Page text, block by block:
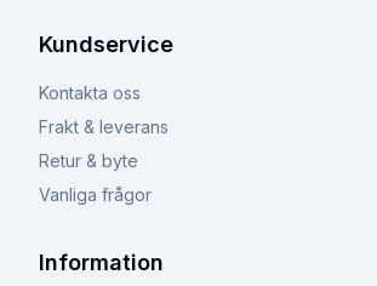
Kundservice
Kontakta oss
Frakt & leverans
Retur & byte
Vanliga frågor
Information